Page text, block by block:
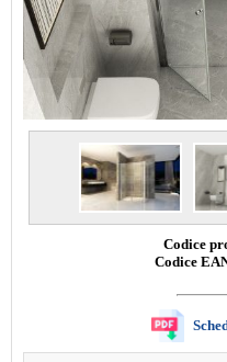
Codice
Codice